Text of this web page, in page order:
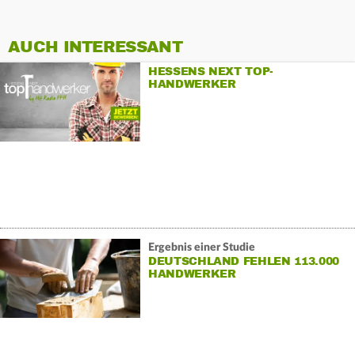
AUCH INTERESSANT
HESSENS NEXT TOP-
HANDWERKER
Ergebnis einer Studie
DEUTSCHLAND FEHLEN 113.000
HANDWERKER